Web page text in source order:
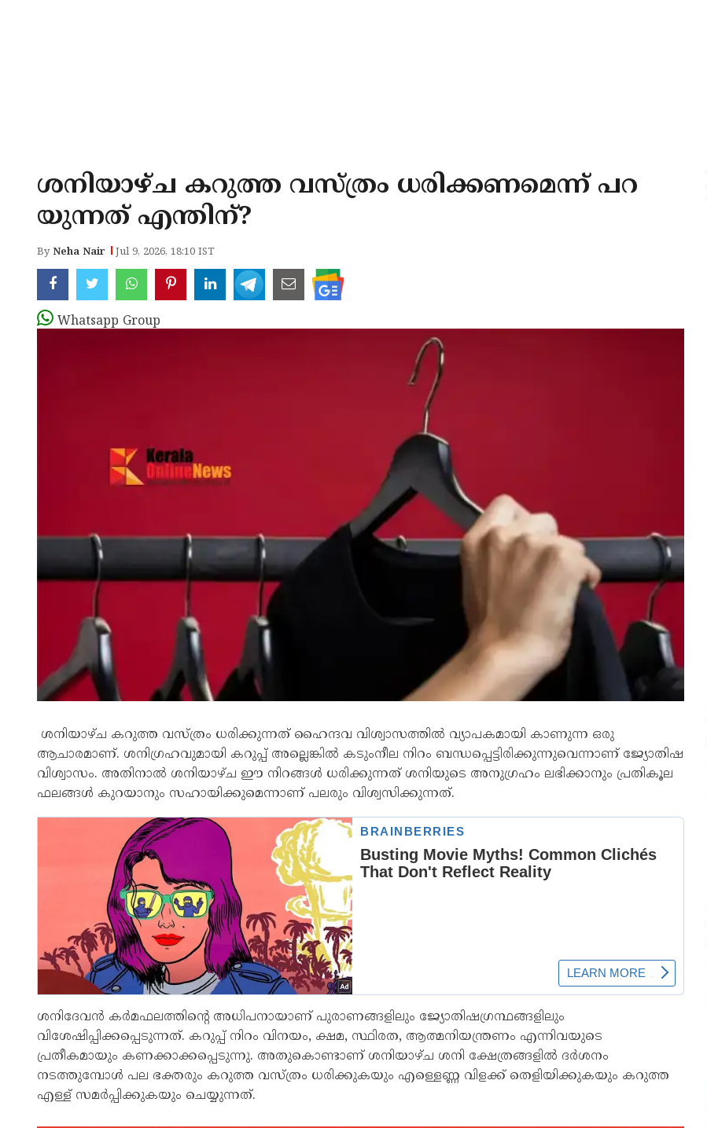
ശനിയാഴ്ച കറുത്ത വസ്ത്രം ധരിക്കണമെന്ന് പറ
യുന്നത് എന്തിന്?
ByNeha Nair Jul 9, 2026, 18:10 IST
Whatsapp Group
ശനിയാഴ്ച കറുത്ത വസ്ത്രം ധരിക്കുന്നത് ഹൈന്ദവ വിശ്വാസത്തിൽ വ്യാപകമായി കാണുന്ന ഒരു
ആചാരമാണ്. ശനിഗ്രഹവുമായി കറുപ്പ് അല്ലെങ്കിൽ കടുംനീല നിറം ബന്ധപ്പെട്ടിരിക്കുന്നുവെന്നാണ് ജ്യോതിഷ
വിശ്വാസം. അതിനാൽ ശനിയാഴ്ച ഈ നിറങ്ങൾ ധരിക്കുന്നത് ശനിയുടെ അനുഗ്രഹം ലഭിക്കാനും പ്രതികൂല
ഫലങ്ങൾ കുറയാനും സഹായിക്കുമെന്നാണ് പലരും വിശ്വസിക്കുന്നത്.
ശനിദേവൻ കർമഫലത്തിന്റെ അധിപനായാണ് പുരാണങ്ങളിലും ജ്യോതിഷഗ്രന്ഥങ്ങളിലും
വിശേഷിപ്പിക്കപ്പെടുന്നത്. കറുപ്പ് നിറം വിനയം, ക്ഷമ, സ്ഥിരത, ആത്മനിയന്ത്രണം എന്നിവയുടെ
പ്രതീകമായും കണക്കാക്കപ്പെടുന്നു. അതുകൊണ്ടാണ് ശനിയാഴ്ച ശനി ക്ഷേത്രങ്ങളിൽ ദർശനം
നടത്തുമ്പോൾ പല ഭക്തരും കറുത്ത വസ്ത്രം ധരിക്കുകയും എള്ളെണ്ണ വിളക്ക് തെളിയിക്കുകയും കറുത്ത
എള്ള് സമർപ്പിക്കുകയും ചെയ്യുന്നത്.